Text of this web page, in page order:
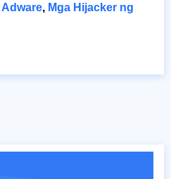
Adware, Mga Hijacker ng